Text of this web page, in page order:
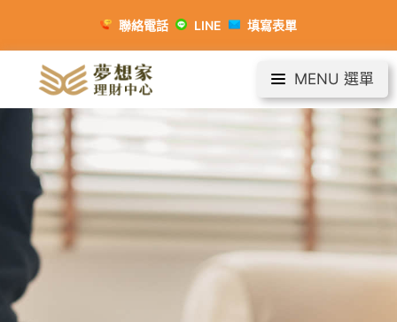
聯絡電話 LINE 填寫表單
MENU 選單